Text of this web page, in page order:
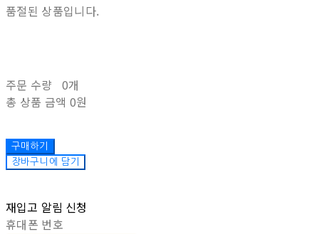
품절된 상품입니다.
주문 수량
0개
총 상품 금액 0원
구매하기
장바구니에 담기
재입고 알림 신청
휴대폰 번호